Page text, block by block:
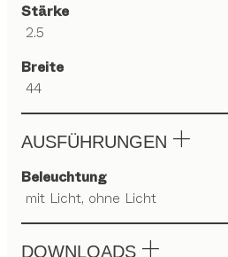
Stärke
2.5
Breite
44
AUSFÜHRUNGEN
Beleuchtung
mit Licht, ohne Licht
DOWNLOADS